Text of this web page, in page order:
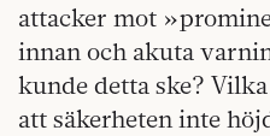
attacker mot
innan och akuta
kunde detta ske?
att säkerheten inte